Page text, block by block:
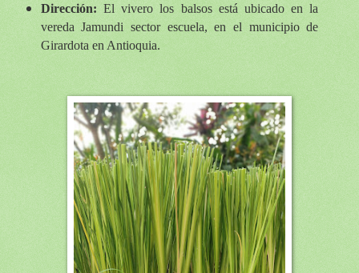
Dirección: El vivero los balsos está ubicado en la
vereda Jamundi sector escuela, en el municipio de
Girardota en Antioquia.